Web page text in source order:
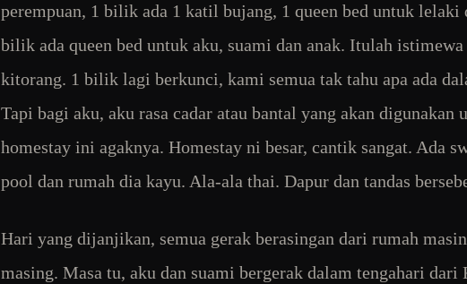
perempuan, 1 bilik ada 1 katil bujang, 1 queen bed untuk lelaki
bilik ada queen bed untuk aku, suami dan anak. Itulah istimewa
kitorang. 1 bilik lagi berkunci, kami semua tak tahu apa ada
Tapi bagi aku, aku rasa cadar atau bantal yang akan digunakan
homestay ini agaknya. Homestay ni besar, cantik sangat. Ada
pool dan rumah dia kayu. Ala-ala thai. Dapur dan tandas
Hari yang dijanjikan, semua gerak berasingan dari rumah
masing. Masa tu, aku dan suami bergerak dalam tengahari dari